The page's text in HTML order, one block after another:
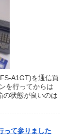
A1GT)を通信買
を行ってからは
の状態が良いのは
って参りました